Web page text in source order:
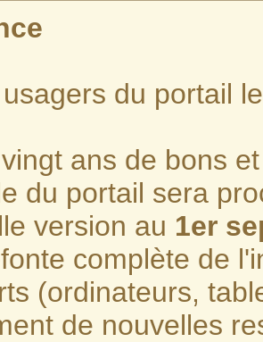
du portail
ans de bons
du portail sera
version au 1er
complète de
(ordinateurs,
de nouvelles